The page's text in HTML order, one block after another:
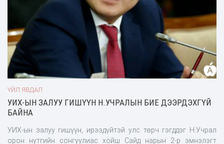
ҮЙЛ ЯВДАЛ
УИХ-ЫН ЗАЛУУ ГИШҮҮН Н.УЧРАЛЫН БИЕ ДЭЭРДЭХГҮЙ
БАЙНА
УИХ-ын залуу гишүүн, ирээдүйтэй улс төрч гэгддэг Н.Учрал
орон нутгийн сонгуулиас хойш Сайд нарын 2-р эмнэлэгт